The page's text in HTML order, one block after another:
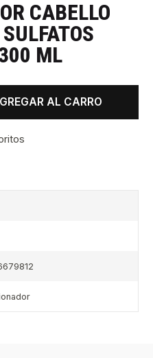
CABELLO
ML
AL CARRO